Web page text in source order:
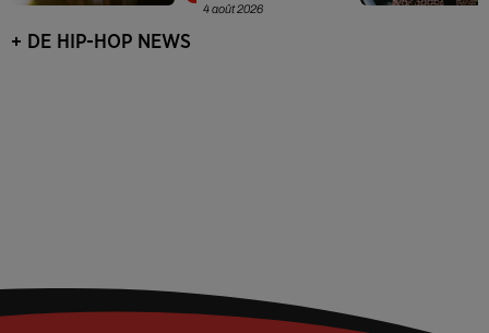
4 août 2026
mondiale
+ DE HIP-HOP NEWS